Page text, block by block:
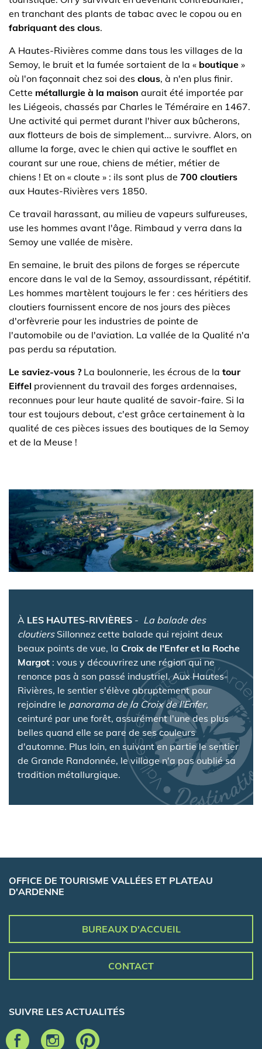
en tranchant des plants de tabac avec le copou ou en
fabriquant des clous.
A Hautes-Rivières comme dans tous les villages de la
Semoy, le bruit et la fumée sortaient de la « boutique »
où l'on façonnait chez soi des clous, à n'en plus finir.
Cette métallurgie à la maison aurait été importée par
les Liégeois, chassés par Charles le Téméraire en 1467.
Une activité qui permet durant l'hiver aux bûcherons,
aux flotteurs de bois de simplement... survivre. Alors, on
allume la forge, avec le chien qui active le soufflet en
courant sur une roue, chiens de métier, métier de
chiens ! Et on « cloute » : ils sont plus de 700 cloutiers
aux Hautes-Rivières vers 1850.
Ce travail harassant, au milieu de vapeurs sulfureuses,
use les hommes avant l'âge. Rimbaud y verra dans la
Semoy une vallée de misère.
En semaine, le bruit des pilons de forges se répercute
encore dans le val de la Semoy, assourdissant, répétitif.
Les hommes martèlent toujours le fer : ces héritiers des
cloutiers fournissent encore de nos jours des pièces
d'orfèvrerie pour les industries de pointe de
l'automobile ou de l'aviation. La vallée de la Qualité n'a
pas perdu sa réputation.
Le saviez-vous ?La boulonnerie, les écrous de la tour
Eiffel proviennent du travail des forges ardennaises,
reconnues pour leur haute qualité de savoir-faire. Si la
tour est toujours debout, c'est grâce certainement à la
qualité de ces pièces issues des boutiques de la Semoy
et de la Meuse !
À LES HAUTES-RIVIÈRES - La balade des
cloutiersSillonnez cette balade qui rejoint deux
beaux points de vue, la Croix de l'Enfer et la Roche
Margot : vous y découvrirez une région qui ne
renonce pas à son passé industriel. Aux Hautes-
Rivières, le sentier s'élève abruptement pour
rejoindre le panorama de la Croix de l'Enfer,
ceinturé par une forêt, assurément l'une des plus
belles quand elle se pare de ses couleurs
d'automne. Plus loin, en suivant en partie le sentier
de Grande Randonnée, le village n'a pas oublié sa
tradition métallurgique.
OFFICE DE TOURISME VALLÉES ET PLATEAU
D'ARDENNE
BUREAUX D'ACCUEIL
CONTACT
SUIVRE LES ACTUALITÉS